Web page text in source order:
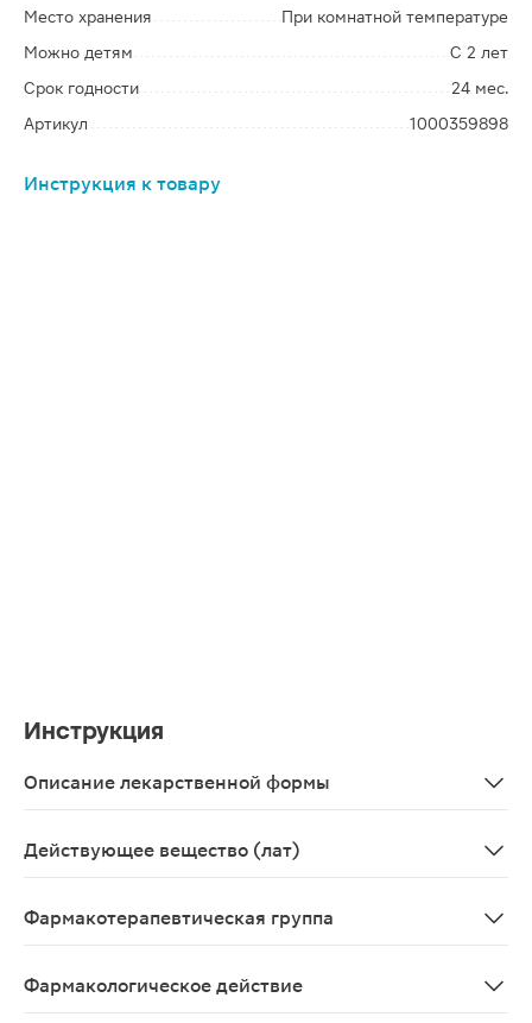
Место хранения
При комнатной температуре
Можно детям
С 2 лет
Срок годности
24 мес.
Артикул
1000359898
Инструкция к товару
Инструкция
Описание лекарственной формы
Действующее вещество (лат)
Фармакотерапевтическая группа
Фармакологическое действие